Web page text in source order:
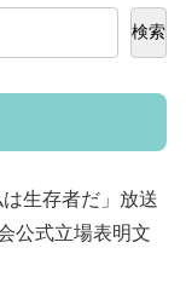
検索
生存者だ」放送
公式立場表明文